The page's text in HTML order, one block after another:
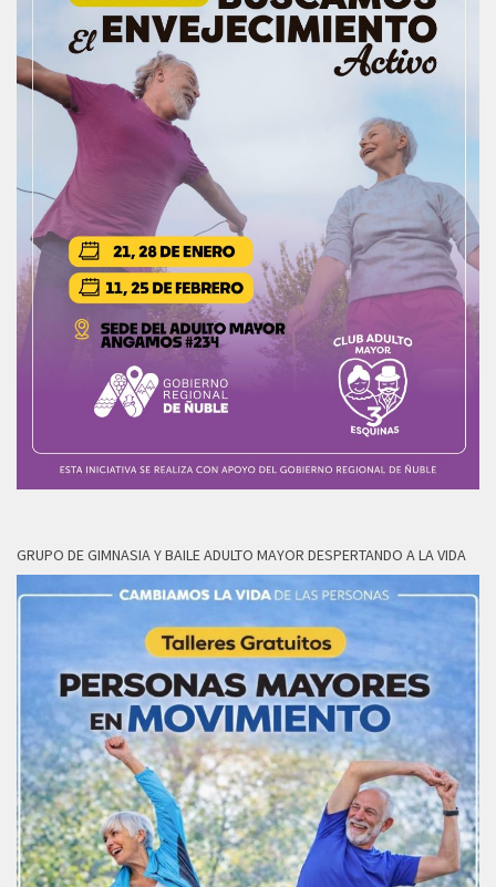
GRUPO DE GIMNASIA Y BAILE ADULTO MAYOR DESPERTANDO A LA VIDA